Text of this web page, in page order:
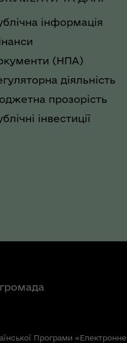
інформація
(НПА)
діяльність
прозорість
інвестиції
Програми «Електронне